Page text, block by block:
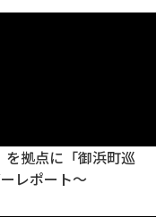
を拠点に「御浜町巡
レポート～